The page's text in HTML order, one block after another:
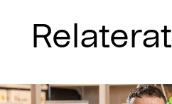
Relaterat